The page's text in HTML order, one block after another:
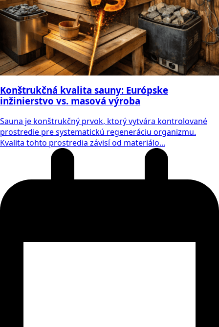
Konštrukčná kvalita sauny: Európske
inžinierstvo vs. masová výroba
Sauna je konštrukčný prvok, ktorý vytvára kontrolované
prostredie pre systematickú regeneráciu organizmu.
Kvalita tohto prostredia závisí od materiálo...